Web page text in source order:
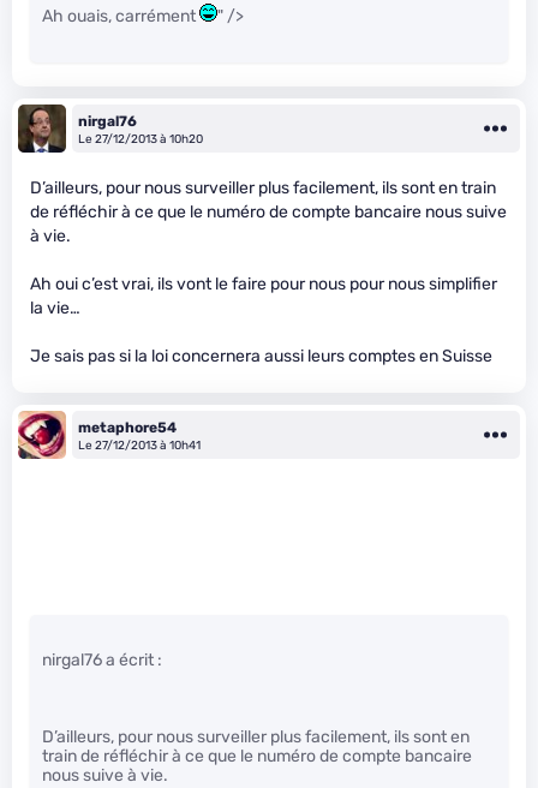
Ah ouais, carrément " />
nirgal76
Le 27/12/2013 à 10h20
D’ailleurs, pour nous surveiller plus facilement, ils sont en train
de réfléchir à ce que le numéro de compte bancaire nous suive
à vie.
Ah oui c’est vrai, ils vont le faire pour nous pour nous simplifier
la vie…
Je sais pas si la loi concernera aussi leurs comptes en Suisse
metaphore54
Le 27/12/2013 à 10h41
nirgal76 a écrit :
D’ailleurs, pour nous surveiller plus facilement, ils sont en
train de réfléchir à ce que le numéro de compte bancaire
nous suive à vie.